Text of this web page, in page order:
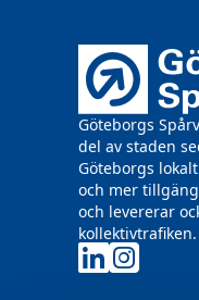
Göteborgs
del av staden
Göteborgs
och mer
och levererar
kollektivtrafiken.